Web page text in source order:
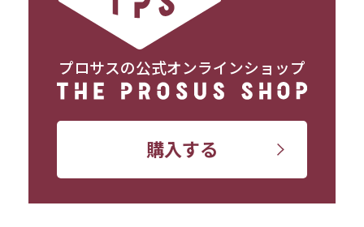
プロサスの公式オンラインショップ
購入する